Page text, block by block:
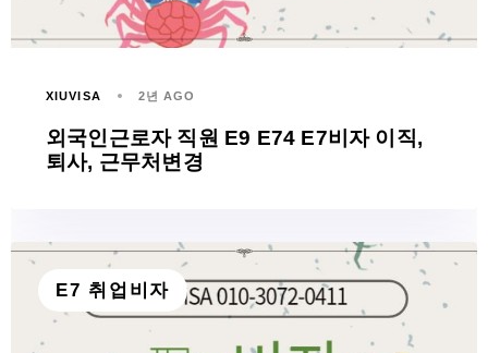
XIUVISA 2년 AGO
외국인근로자 직원 E9 E74 E7비자 이직,
퇴사, 근무처변경
E7 취업비자